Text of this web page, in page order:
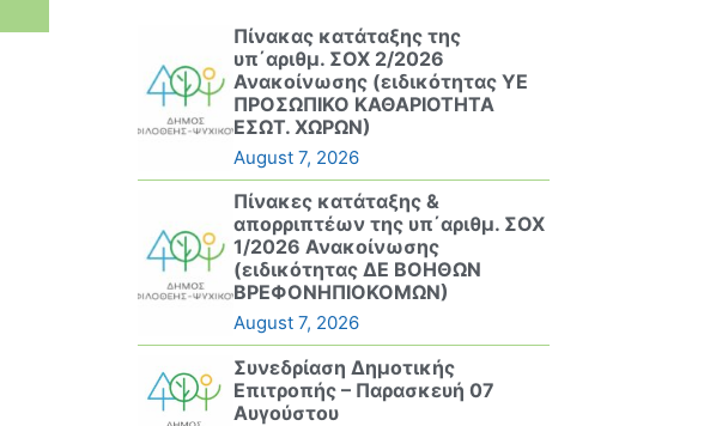
Πίνακας κατάταξης της
υπ΄αριθμ. ΣΟΧ 2/2026
Ανακοίνωσης (ειδικότητας ΥΕ
ΠΡΟΣΩΠΙΚΟ ΚΑΘΑΡΙΟΤΗΤΑ
ΕΣΩΤ. ΧΩΡΩΝ)
August 7, 2026
Πίνακες κατάταξης &
απορριπτέων της υπ΄αριθμ. ΣΟΧ
1/2026 Ανακοίνωσης
(ειδικότητας ΔΕ ΒΟΗΘΩΝ
ΒΡΕΦΟΝΗΠΙΟΚΟΜΩΝ)
August 7, 2026
Συνεδρίαση Δημοτικής
Επιτροπής – Παρασκευή 07
Αυγούστου